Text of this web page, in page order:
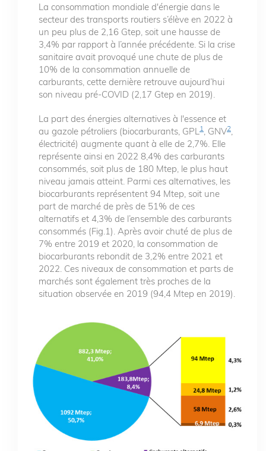
La consommation mondiale d'énergie dans le
secteur des transports routiers s’élève en 2022 à
un peu plus de 2,16 Gtep, soit une hausse de
3,4% par rapport à l’année précédente. Si la crise
sanitaire avait provoqué une chute de plus de
10% de la consommation annuelle de
carburants, cette dernière retrouve aujourd’hui
son niveau pré-COVID (2,17 Gtep en 2019).
La part des énergies alternatives à l'essence et
au gazole pétroliers (biocarburants, GPL 1 , GNV2
électricité) augmente quant à elle de 2,7%. Elle
représente ainsi en 2022 8,4% des carburants
consommés, soit plus de 180 Mtep, le plus haut
niveau jamais atteint. Parmi ces alternatives, les
biocarburants représentent 94 Mtep, soit une
part de marché de près de 51% de ces
alternatifs et 4,3% de l’ensemble des carburants
consommés (Fig.1). Après avoir chuté de plus de
7% entre 2019 et 2020, la consommation de
biocarburants rebondit de 3,2% entre 2021 et
2022. Ces niveaux de consommation et parts de
marchés sont également très proches de la
situation observée en 2019 (94,4 Mtep en 2019).